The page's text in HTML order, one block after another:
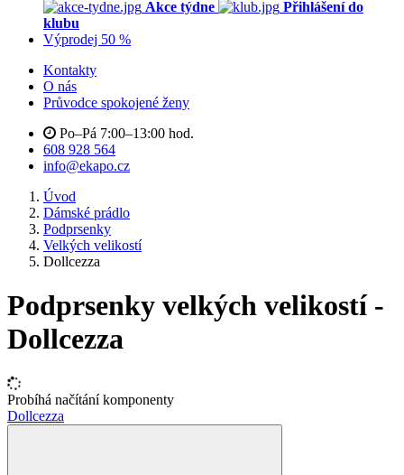
Akce týdne
Přihlášení do
klubu
Výprodej 50 %
Kontakty
O nás
Průvodce spokojené ženy
Po–Pá 7:00–13:00 hod.
608 928 564
info@ekapo.cz
Úvod
Dámské prádlo
Podprsenky
Velkých velikostí
Dollcezza
Podprsenky velkých velikostí -
Dollcezza
Probíhá načítání komponenty
Dollcezza